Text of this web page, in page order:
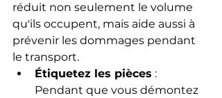
réduit non seulement le volume
qu'ils occupent, mais aide aussi à
prévenir les dommages pendant
le transport.
Étiquetez les pièces :
Pendant que vous démontez